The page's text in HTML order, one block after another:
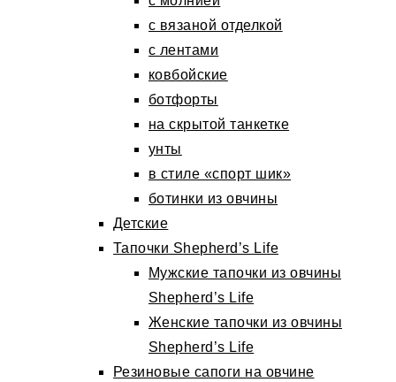
с вязаной отделкой
с лентами
ковбойские
ботфорты
на скрытой танкетке
унты
в стиле «спорт шик»
ботинки из овчины
Детские
Тапочки Shepherd’s Life
Мужские тапочки из овчины
Shepherd’s Life
Женские тапочки из овчины
Shepherd’s Life
Резиновые сапоги на овчине